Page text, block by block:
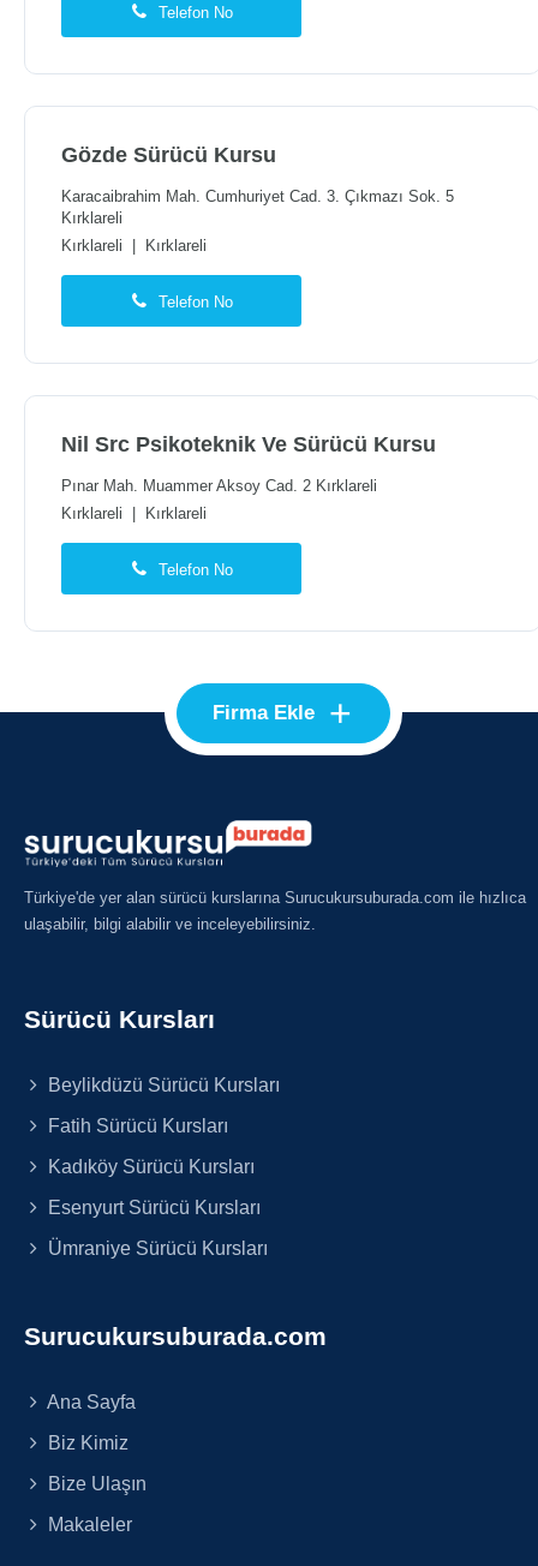
Telefon No
Gözde Sürücü Kursu
Karacaibrahim Mah. Cumhuriyet Cad. 3. Çıkmazı Sok. 5
Kırklareli
Kırklareli
Kırklareli
Telefon No
Nil Src Psikoteknik Ve Sürücü Kursu
Pınar Mah. Muammer Aksoy Cad. 2 Kırklareli
Kırklareli
Kırklareli
Telefon No
Firma Ekle +
Türkiye'de yer alan sürücü kurslarına Surucukursuburada.com ile hızlıca
ulaşabilir, bilgi alabilir ve inceleyebilirsiniz.
Sürücü Kursları
Beylikdüzü Sürücü Kursları
Fatih Sürücü Kursları
Kadıköy Sürücü Kursları
Esenyurt Sürücü Kursları
Ümraniye Sürücü Kursları
Surucukursuburada.com
Ana Sayfa
Biz Kimiz
Bize Ulaşın
Makaleler